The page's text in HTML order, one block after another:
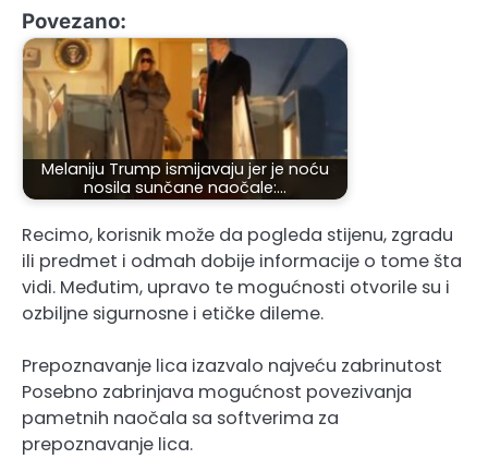
Povezano:
Melaniju Trump ismijavaju jer je noću
nosila sunčane naočale:…
Recimo, korisnik može da pogleda stijenu, zgradu
ili predmet i odmah dobije informacije o tome šta
vidi. Međutim, upravo te mogućnosti otvorile su i
ozbiljne sigurnosne i etičke dileme.
Prepoznavanje lica izazvalo najveću zabrinutost
Posebno zabrinjava mogućnost povezivanja
pametnih naočala sa softverima za
prepoznavanje lica.